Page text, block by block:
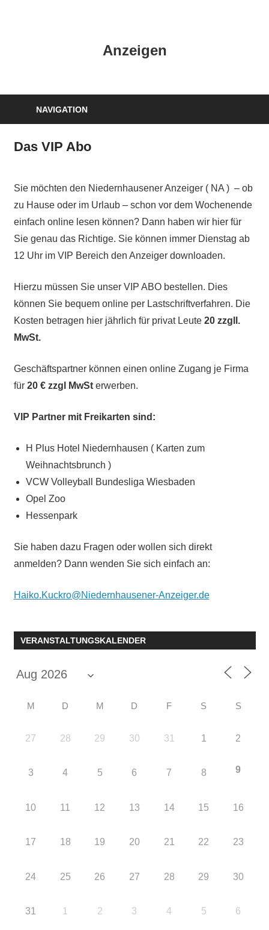
Anzeigen
NAVIGATION
Das VIP Abo
Sie möchten den Niedernhausener Anzeiger ( NA ) – ob
zu Hause oder im Urlaub – schon vor dem Wochenende
einfach online lesen können? Dann haben wir hier für
Sie genau das Richtige. Sie können immer Dienstag ab
12 Uhr im VIP Bereich den Anzeiger downloaden.
Hierzu müssen Sie unser VIP ABO bestellen. Dies
können Sie bequem online per Lastschriftverfahren. Die
Kosten betragen hier jährlich für privat Leute 20 zzgll.
MwSt.
Geschäftspartner können einen online Zugang je Firma
für 20 € zzgl MwSterwerben.
VIP Partner mit Freikarten sind:
H Plus Hotel Niedernhausen ( Karten zum
Weihnachtsbrunch )
VCW Volleyball Bundesliga Wiesbaden
Opel Zoo
Hessenpark
Sie haben dazu Fragen oder wollen sich direkt
anmelden? Dann wenden Sie sich einfach an:
Haiko.Kuckro@Niedernhausener-Anzeiger.de
VERANSTALTUNGSKALENDER
M D M D F S S
27 28 29 30 31 1 2
3 4 5 6 7 8 9
10 11 12 13 14 15 16
17 18 19 20 21 22 23
24 25 26 27 28 29 30
31 1 2 3 4 5 6